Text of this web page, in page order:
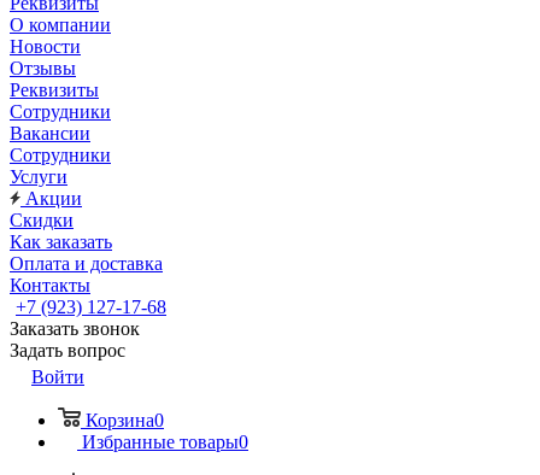
О компании
Новости
Отзывы
Реквизиты
Сотрудники
Вакансии
Сотрудники
Услуги
Акции
Скидки
Как заказать
Оплата и доставка
Контакты
+7 (923) 127-17-68
Заказать звонок
Задать вопрос
Войти
Корзина0
Избранные товары0